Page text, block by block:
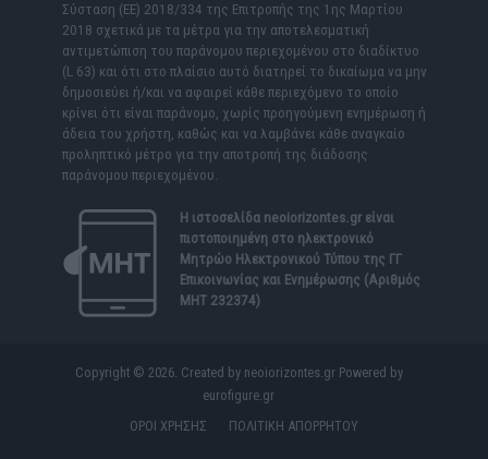
Σύσταση (ΕΕ) 2018/334 της Επιτροπής της 1ης Μαρτίου
2018 σχετικά με τα μέτρα για την αποτελεσματική
αντιμετώπιση του παράνομου περιεχομένου στο διαδίκτυο
(L 63) και ότι στο πλαίσιο αυτό διατηρεί το δικαίωμα να μην
δημοσιεύει ή/και να αφαιρεί κάθε περιεχόμενο το οποίο
κρίνει ότι είναι παράνομο, χωρίς προηγούμενη ενημέρωση ή
άδεια του χρήστη, καθώς και να λαμβάνει κάθε αναγκαίο
προληπτικό μέτρο για την αποτροπή της διάδοσης
παράνομου περιεχομένου.
Η ιστοσελίδα neoiorizontes.grείναι
πιστοποιημένη στο ηλεκτρονικό
Μητρώο Ηλεκτρονικού Τύπου της ΓΓ
Επικοινωνίας και Ενημέρωσης (Αριθμός
ΜΗΤ 232374)
Copyright © 2026. Created by neoiorizontes.gr Powered by
eurofigure.gr
ΟΡΟΙ ΧΡΗΣΗΣ
ΠΟΛΙΤΙΚΗ ΑΠΟΡΡΗΤΟΥ